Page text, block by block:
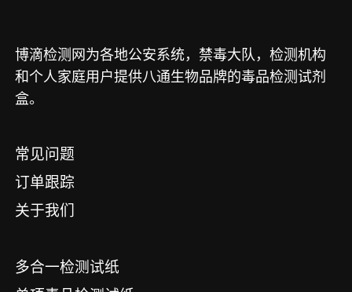
博滴检测网为各地公安系统，禁毒大队，检测机构
和个人家庭用户提供八通生物品牌的毒品检测试剂
盒。
常见问题
订单跟踪
关于我们
多合一检测试纸